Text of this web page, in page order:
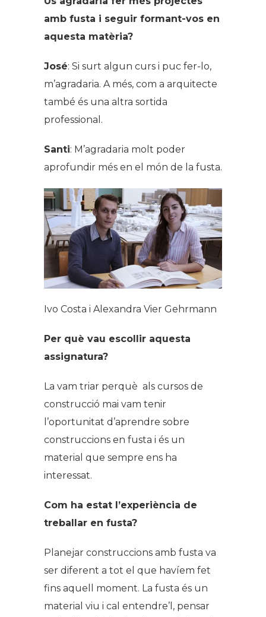
amb fusta i seguir formant-vos en
aquesta matèria?
José: Si surt algun curs i puc fer-lo,
m’agradaria. A més, com a arquitecte
també és una altra sortida
professional.
Santi: M’agradaria molt poder
aprofundir més en el món de la fusta.
Ivo Costa i Alexandra Vier Gehrmann
Per què vau escollir aquesta
assignatura?
La vam triar perquè als cursos de
construcció mai vam tenir
l’oportunitat d’aprendre sobre
construccions en fusta i és un
material que sempre ens ha
interessat.
Com ha estat l’experiència de
treballar en fusta?
Planejar construccions amb fusta va
ser diferent a tot el que havíem fet
fins aquell moment. La fusta és un
material viu i cal entendre’l, pensar